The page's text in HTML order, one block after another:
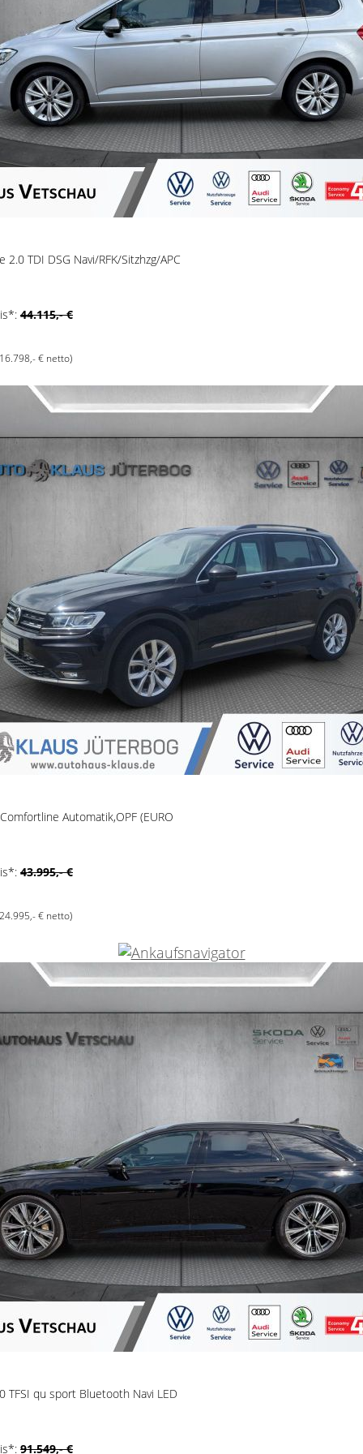
2.0 TDI DSG Navi/RFK/Sitzhzg/APC
44.115,- €
€ netto)
Automatik,OPF (EURO
43.995,- €
€ netto)
TFSI qu sport Bluetooth Navi LED
91.549,- €